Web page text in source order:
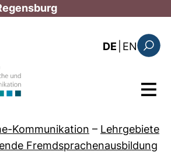
Direkt zum Inhalt
DE EN: the
Menü
Kommunikation – Lehrgebiete
Fremdsprachenausbildung